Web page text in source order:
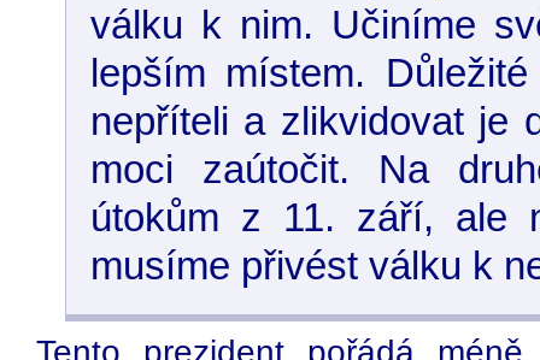
válku k nim. Učiníme
lepším místem.
nepříteli a zlikvidovat je
moci zaútočit. Na
útokům z 11. září, ale
musíme přivést válku k
Tento prezident pořádá